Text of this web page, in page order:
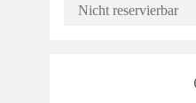
Nicht reservierbar